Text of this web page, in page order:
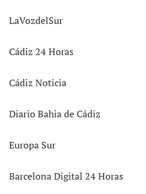
LaVozdelSur
Cádiz 24 Horas
Cádiz Noticia
Diario Bahia de Cádiz
Europa Sur
Barcelona Digital 24 Horas